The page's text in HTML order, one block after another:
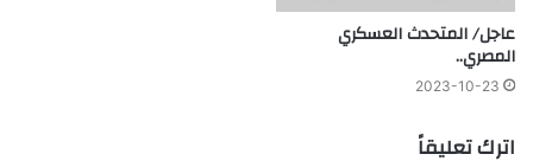
عاجل/ المتحدث العسكري
المصري..
2023-10-23
اترك تعليقاً